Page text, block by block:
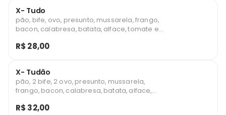
X- Tudo
pão, bife, ovo, presunto, mussarela, frango,
bacon, calabresa, batata, alface, tomate e
R$ 28,00
X- Tudão
pão, 2 bife, 2 ovo, presunto, mussarela,
frango, bacon, calabresa, batata, alface,
R$ 32,00